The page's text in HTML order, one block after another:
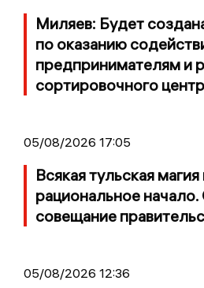
Миляев: Будет
по оказанию
предпринимателям и
сортировочного
05/08/2026 17:05
Всякая тульская
рациональное
совещание
05/08/2026 12:36